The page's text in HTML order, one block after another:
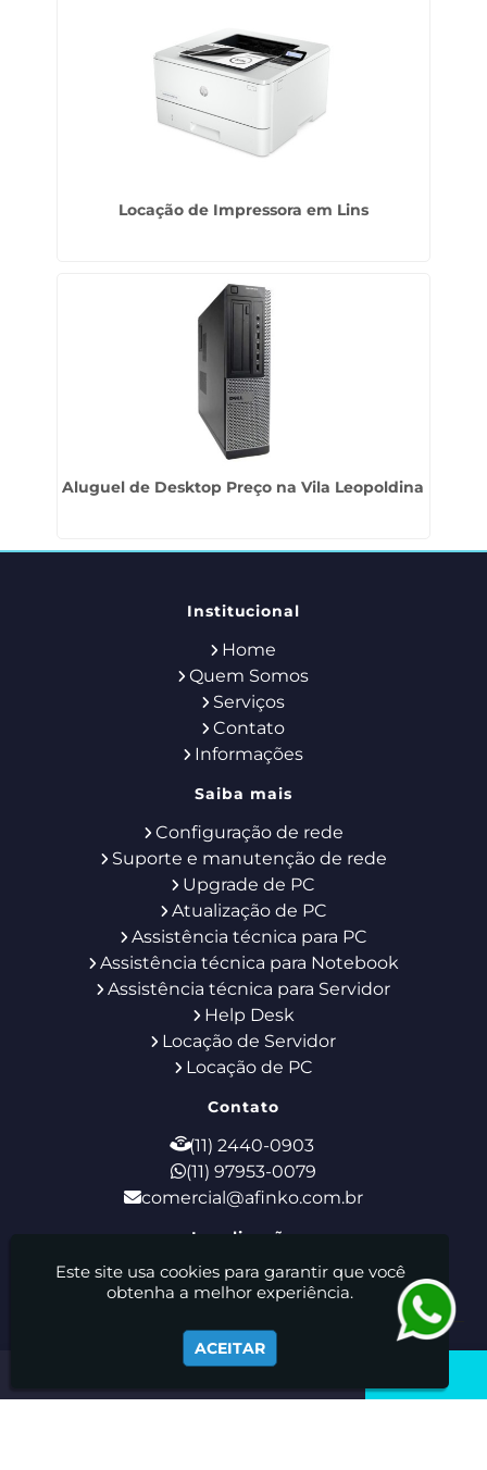
Locação de Impressora em Lins
Aluguel de Desktop Preço na Vila Leopoldina
Institucional
Home
Quem Somos
Serviços
Contato
Informações
Saiba mais
Configuração de rede
Suporte e manutenção de rede
Upgrade de PC
Atualização de PC
Assistência técnica para PC
Assistência técnica para Notebook
Assistência técnica para Servidor
Help Desk
Locação de Servidor
Locação de PC
Contato
(11) 2440-0903
(11) 97953-0079
comercial@afinko.com.br
Localização
Rua Godofredo Furtado, 28 - Tucuruvi - São
Paulo / SP - CEP: 02308-110
Afinko Locação E Manutenção De Equipamentos De
Informática Ltda - Suporte de TI - Locação de Notebooks
Este site usa cookies para garantir que você
obtenha a melhor experiência.
ACEITAR